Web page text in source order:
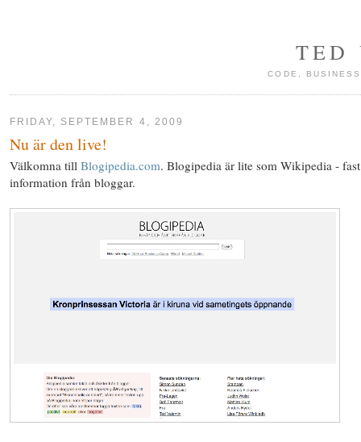
TED
CODE,
FRIDAY, SEPTEMBER 4, 2009
Nu är den live!
Välkomna till Blogipedia.com. Blogipedia är lite som Wikipedia -
information från bloggar.